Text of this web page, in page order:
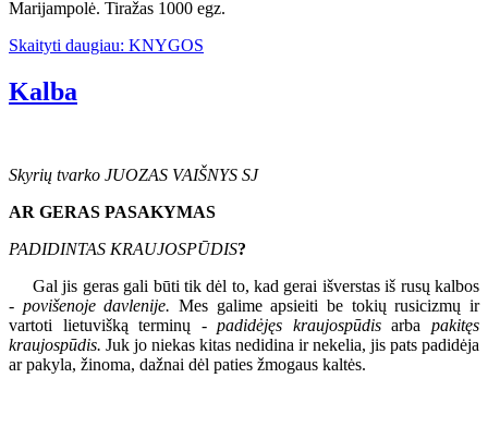
Marijampolė. Tiražas 1000 egz.
Skaityti daugiau: KNYGOS
Kalba
Skyrių tvarko JUOZAS VAIŠNYS SJ
AR GERAS PASAKYMAS
PADIDINTAS KRAUJOSPŪDIS?
Gal jis geras gali būti tik dėl to, kad gerai išverstas iš rusų kalbos
- povišenoje davlenije.Mes galime apsieiti be tokių rusicizmų ir
vartoti lietuvišką terminų - padidėjęs kraujospūdisarbapakitęs
kraujospūdis. Juk jo niekas kitas nedidina ir nekelia, jis pats padidėja
ar pakyla, žinoma, dažnai dėl paties žmogaus kaltės.